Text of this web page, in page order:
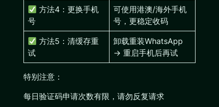
方法4：更换手机
号
可使用港澳/海外手机
号，更稳定收码
方法5：清缓存重
试
卸载重装WhatsApp
→ 重启手机后再试
特别注意：
每日验证码申请次数有限，请勿反复请求